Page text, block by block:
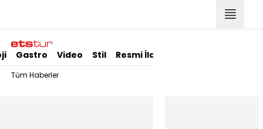
Gastro Video Stil Resmi İlanlar
Tüm Haberler